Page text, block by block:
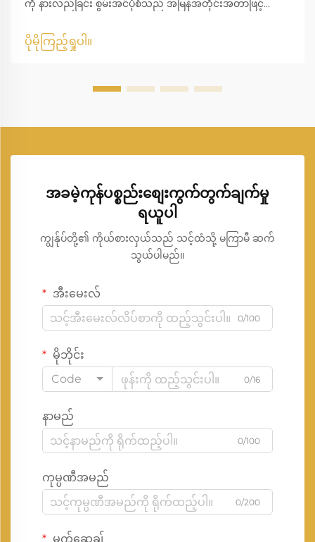
ကို နားလည်ခြင်း စွမ်းအင်ပုံစံသည် အမြန်အတိုင်းအတာဖြင့်
ခေတ်မီ ဓာတ်အားထုတ်လုပ်မှု၏ အဓိကအခြေခံအဖြစ် ပေါ်ထွန်း
လာခဲ့သည်။ နိုင်ငံများအနေဖြင့် ပိုမိုသန့်ရှင်းပြီး ထိရောက်သော
ပိုမိုကြည့်ရှုပါ။
အခမဲ့ကုန်ပစ္စည်းစျေးကွက်တွက်ချက်မှု
ရယူပါ
ကျွန်ုပ်တို့၏ ကိုယ်စားလှယ်သည် သင့်ထံသို့ မကြာမီ ဆက်
သွယ်ပါမည်။
အီးမေးလ်
0/100
မိုဘိုင်း
Code
0/16
နာမည်
0/100
ကုမ္ပဏီအမည်
0/200
မက်ဆေ့ချ်